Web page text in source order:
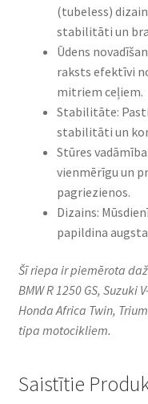
(tubeless)
stabilitāti un
Ūdens
raksts efektīvi
mitriem ceļiem.​
Stabilitāte:
stabilitāti un
Stūres
vienmērīgu un
pagriezienos.​
Dizains:
papildina
Šī riepa ir piemērota
BMW R 1250 GS, Suzuki
Honda Africa Twin,
tipa motocikliem.
Saistītie